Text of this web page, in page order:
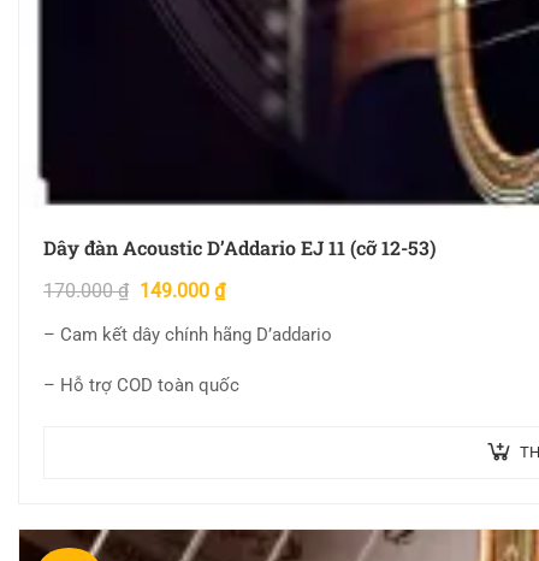
Dây đàn Acoustic D’Addario EJ 11 (cỡ 12-53)
170.000₫ 149.000 ₫
– Cam kết dây chính hãng D’addario
– Hỗ trợ COD toàn quốc